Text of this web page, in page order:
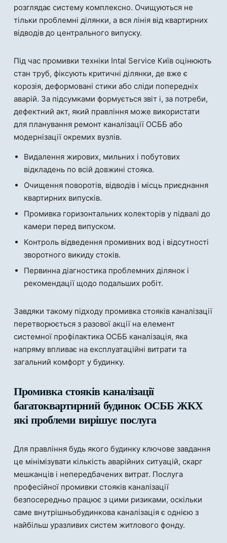
розглядає систему комплексно. Очищуються не
тільки проблемні ділянки, а вся лінія від квартирних
відводів до центрального випуску.
Під час промивки техніки Intal Service Київ оцінюють
стан труб, фіксують критичні ділянки, де вже є
корозія, деформовані стики або сліди попередніх
аварій. За підсумками формується звіт і, за потреби,
дефектний акт, який правління може використати
для планування ремонт каналізації ОСББ або
модернізації окремих вузлів.
Видалення жирових, мильних і побутових
відкладень по всій довжині стояка.
Очищення поворотів, відводів і місць приєднання
квартирних випусків.
Промивка горизонтальних колекторів у підвалі до
камери перед випуском.
Контроль відведення промивних вод і відсутності
зворотного викиду стоків.
Первинна діагностика проблемних ділянок і
рекомендації щодо подальших робіт.
Завдяки такому підходу промивка стояків каналізації
перетворюється з разової акції на елемент
системної профілактика ОСББ каналізація, яка
напряму впливає на експлуатаційні витрати та
загальний комфорт у будинку.
Промивка стояків каналізації
багатоквартирний будинок ОСББ ЖКХ
які проблеми вирішує послуга
Для правління будь якого будинку ключове завдання
це мінімізувати кількість аварійних ситуацій, скарг
мешканців і непередбачених витрат. Послуга
професійної промивки стояків каналізації
безпосередньо працює з цими ризиками, оскільки
саме внутрішньобудинкова каналізація є однією з
найбільш уразливих систем житлового фонду.